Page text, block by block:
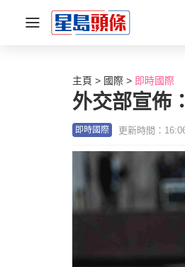
主頁 國際 即時國際
外交部宣佈
即時國際 更新時間：